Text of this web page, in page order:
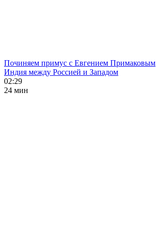
Починяем примус с Евгением Примаковым
Индия между Россией и Западом
02:29
24 мин